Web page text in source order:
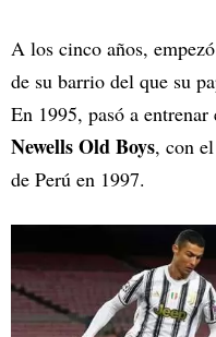
A los cinco años,
de su barrio del que su
En 1995, pasó a
Newells Old Boys, con
de Perú en 1997.